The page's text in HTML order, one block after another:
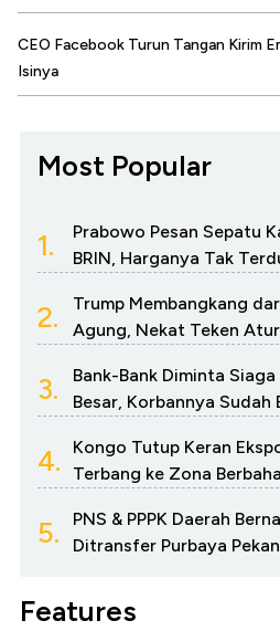
CEO Facebook Turun Tangan Kirim
Isinya
Most Popular
1.
Prabowo Pesan Sepatu
BRIN, Harganya Tak
2.
Trump Membangkang
Agung, Nekat Teken
3.
Bank-Bank Diminta
Besar, Korbannya Sudah
4.
Kongo Tutup Keran
Terbang ke Zona
5.
PNS & PPPK Daerah
Ditransfer Purbaya
Features